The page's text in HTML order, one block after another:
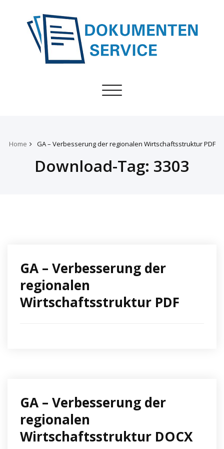
Toggle
Home GA – Verbesserung der regionalen Wirtschaftsstruktur PDF
Download-Tag: 3303
GA – Verbesserung der
regionalen
Wirtschaftsstruktur PDF
GA – Verbesserung der
regionalen
Wirtschaftsstruktur DOCX